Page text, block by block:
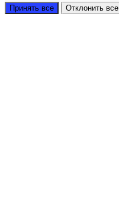
Принять все Отклонить все